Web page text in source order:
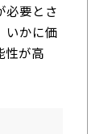
必要とさ
いかに価
性が高